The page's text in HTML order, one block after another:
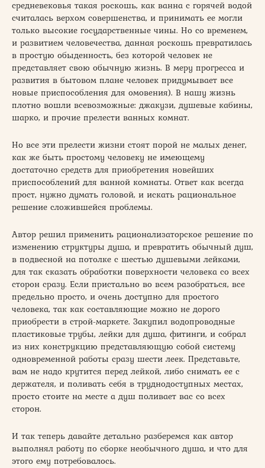
средневековья такая роскошь, как ванна с горячей водой
считалась верхом совершенства, и принимать ее могли
только высокие государственные чины. Но со временем,
и развитием человечества, данная роскошь превратилась
в простую обыденность, без которой человек не
представляет свою обычную жизнь. В меру прогресса и
развития в бытовом плане человек придумывает все
новые приспособления для омовения). В нашу жизнь
плотно вошли всевозможные: джакузи, душевые кабины,
шарко, и прочие прелести ванных комнат.
Но все эти прелести жизни стоят порой не малых денег,
как же быть простому человеку не имеющему
достаточно средств для приобретения новейших
приспособлений для ванной комнаты. Ответ как всегда
прост, нужно думать головой, и искать рациональное
решение сложившейся проблемы.
Автор решил применить рационализаторское решение по
изменению структуры душа, и превратить обычный душ,
в подвесной на потолке с шестью душевыми лейками,
для так сказать обработки поверхности человека со всех
сторон сразу. Если пристально во всем разобраться, все
предельно просто, и очень доступно для простого
человека, так как составляющие можно не дорого
приобрести в строй-маркете. Закупил водопроводные
пластиковые трубы, лейки для душа, фитинги, и собрал
из них конструкцию представляющую собой систему
одновременной работы сразу шести леек. Представьте,
вам не надо крутится перед лейкой, либо снимать ее с
держателя, и поливать себя в труднодоступных местах,
просто стоите на месте а душ поливает вас со всех
сторон.
И так теперь давайте детально разберемся как автор
выполнял работу по сборке необычного душа, и что для
этого ему потребовалось.